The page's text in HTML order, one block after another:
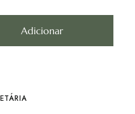
Adicionar